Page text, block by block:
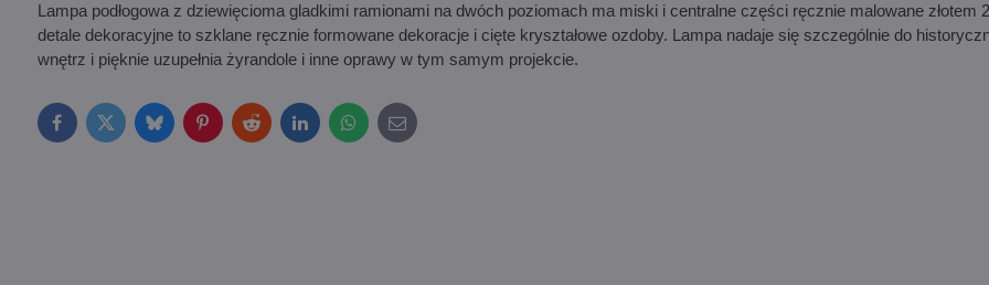
Lampa podłogowa z dziewięcioma gladkimi ramionami na dwóch poziomach ma miski i centralne części ręcznie malowane złotem
detale dekoracyjne to szklane ręcznie formowane dekoracje i cięte kryształowe ozdoby. Lampa nadaje się szczególnie do
wnętrz i pięknie uzupełnia żyrandole i inne oprawy w tym samym projekcie.
FacebookTwitterBlueskyPinterestRedditLinkedInWhatsApp
E-
mail